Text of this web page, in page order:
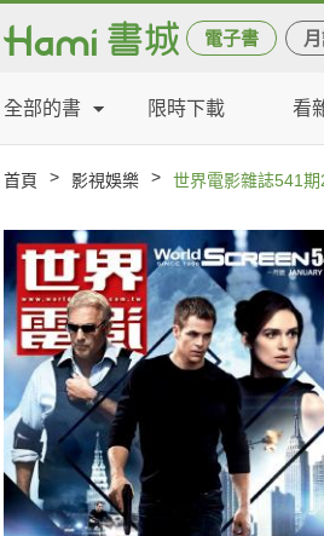
電子書
全部的書 限時下載 看
首頁 > 影視娛樂 > 世界電影雜誌541